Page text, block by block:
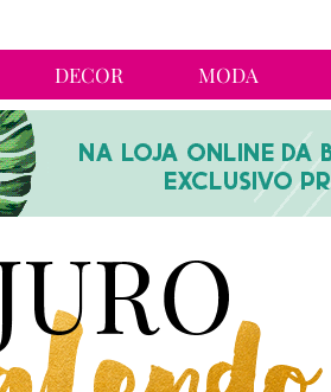
DECOR MODA